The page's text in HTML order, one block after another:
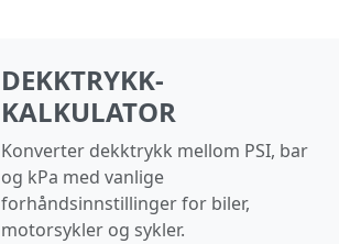
DEKKTRYKK-
KALKULATOR
Konverter dekktrykk mellom PSI, bar
og kPa med vanlige
forhåndsinnstillinger for biler,
motorsykler og sykler.